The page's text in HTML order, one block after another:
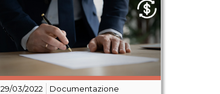
29/03/2022 Documentazione